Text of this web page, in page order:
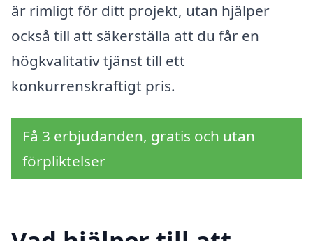
är rimligt för ditt projekt, utan hjälper
också till att säkerställa att du får en
högkvalitativ tjänst till ett
konkurrenskraftigt pris.
Få 3 erbjudanden, gratis och utan
förpliktelser